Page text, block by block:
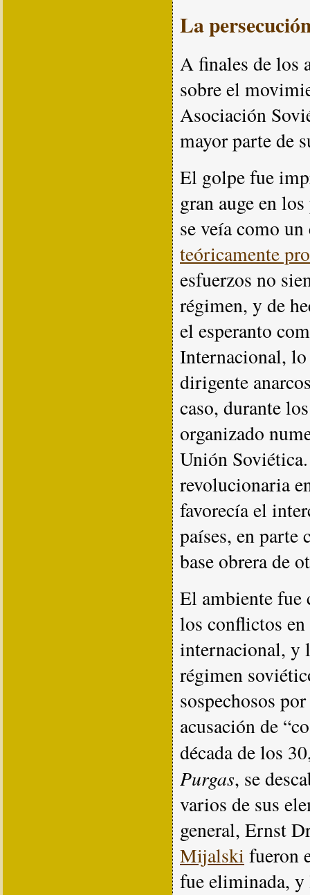
La
A finales de los
sobre el
Asociación
mayor parte de
El golpe fue
gran auge en
se veía como
teóricamente
esfuerzos no
régimen, y de
el esperanto
Internacional,
dirigente
caso, durante
organizado
Unión
revolucionaria
favorecía el
países, en parte
base obrera de
El ambiente fue
los conflictos
internacional, y
régimen
sospechosos
acusación de
década de los
Purgas, se
varios de sus
general, Ernst
Mijalski fueron
fue eliminada, y